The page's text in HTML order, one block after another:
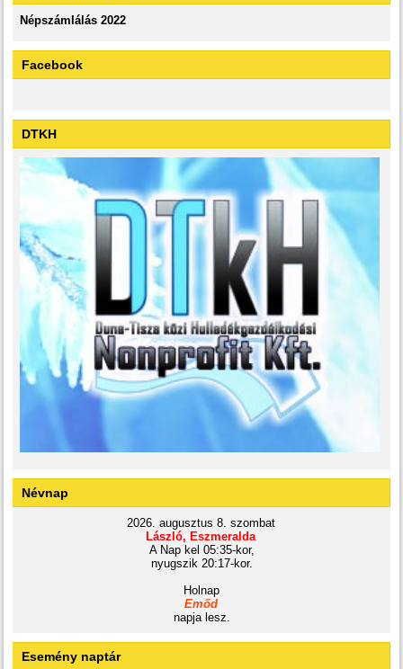
Népszámlálás 2022
Facebook
DTKH
Névnap
2026. augusztus 8. szombat
László, Eszmeralda
A Nap kel 05:35-kor,
nyugszik 20:17-kor.
Holnap
Emőd
napja lesz.
Esemény naptár